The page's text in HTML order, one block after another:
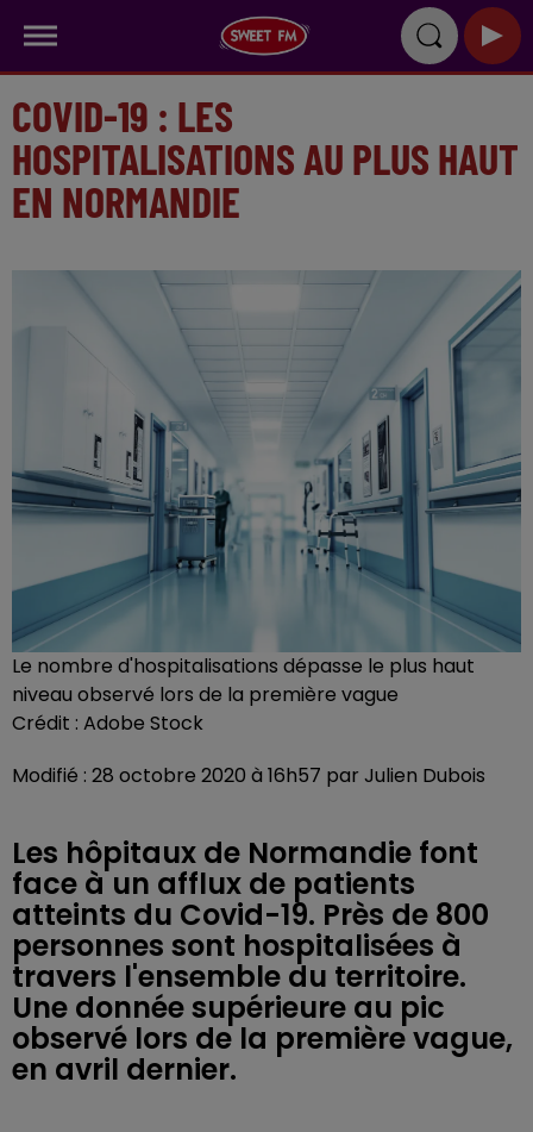
COVID-19 : LES
HOSPITALISATIONS AU PLUS HAUT
EN NORMANDIE
Le nombre d'hospitalisations dépasse le plus haut
niveau observé lors de la première vague
Crédit : Adobe Stock
Modifié : 28 octobre 2020 à 16h57 par Julien Dubois
Les hôpitaux de Normandie font
face à un afflux de patients
atteints du Covid-19. Près de 800
personnes sont hospitalisées à
travers l'ensemble du territoire.
Une donnée supérieure au pic
observé lors de la première vague,
en avril dernier.